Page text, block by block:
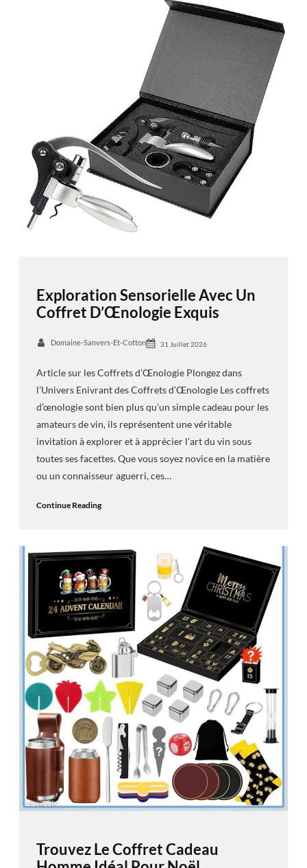
Exploration Sensorielle Avec Un
Coffret D’Œnologie Exquis
Domaine-Sanvers-Et-Cotton 31 Juillet 2026
Article sur les Coffrets d’Œnologie Plongez dans
l’Univers Enivrant des Coffrets d’Œnologie Les coffrets
d’œnologie sont bien plus qu’un simple cadeau pour les
amateurs de vin, ils représentent une véritable
invitation à explorer et à apprécier l’art du vin sous
toutes ses facettes. Que vous soyez novice en la matière
ou un connaisseur aguerri, ces…
Continue Reading
Trouvez Le Coffret Cadeau